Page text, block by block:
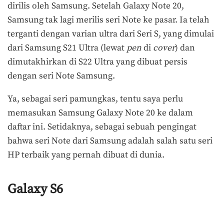
dirilis oleh Samsung. Setelah Galaxy Note 20,
Samsung tak lagi merilis seri Note ke pasar. Ia telah
terganti dengan varian ultra dari Seri S, yang dimulai
dari Samsung S21 Ultra (lewat pendi cover) dan
dimutakhirkan di S22 Ultra yang dibuat persis
dengan seri Note Samsung.
Ya, sebagai seri pamungkas, tentu saya perlu
memasukan Samsung Galaxy Note 20 ke dalam
daftar ini. Setidaknya, sebagai sebuah pengingat
bahwa seri Note dari Samsung adalah salah satu seri
HP terbaik yang pernah dibuat di dunia.
Galaxy S6